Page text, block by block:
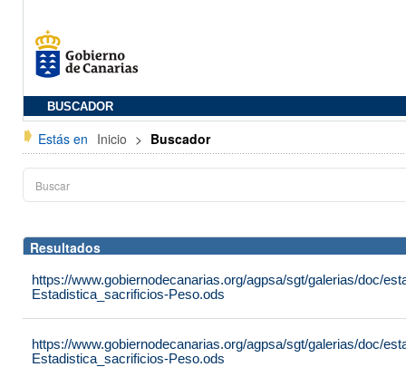
BUSCADOR
Estás en Inicio > Buscador
Resultados
https://www.gobiernodecanarias.org/agpsa/sgt/galerias/doc/
Estadistica_sacrificios-Peso.ods
https://www.gobiernodecanarias.org/agpsa/sgt/galerias/doc/
Estadistica_sacrificios-Peso.ods